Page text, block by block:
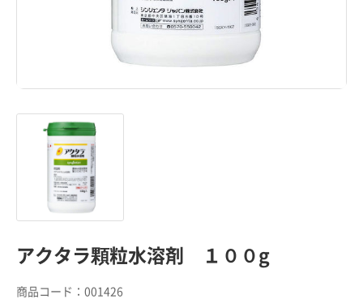
アクタラ顆粒水溶剤 １００g
商品コード： 001426